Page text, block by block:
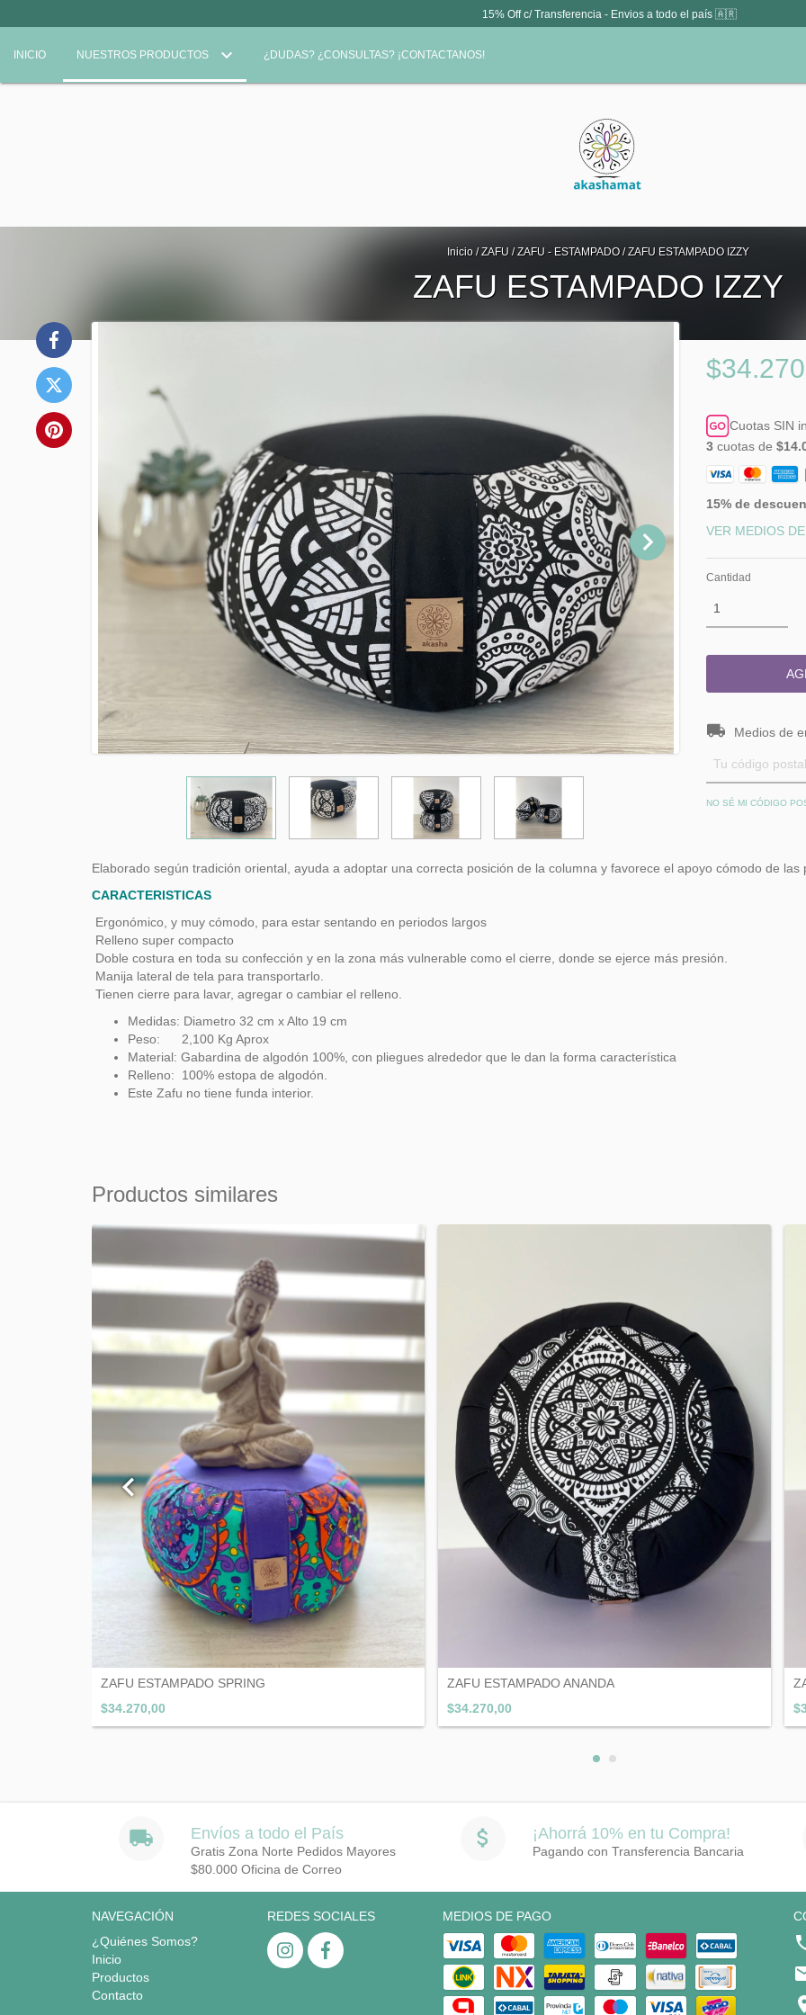
15% Off c/ Transferencia - Envios a todo el país 🇦🇷
INICIO NUESTROS PRODUCTOS ¿DUDAS? ¿CONSULTAS? ¡CONTACTANOS!
Inicio / ZAFU / ZAFU - ESTAMPADO/ ZAFU ESTAMPADO IZZY
ZAFU ESTAMPADO IZZY
Cuotas SIN
3cuotas de
15% de
VER MEDIOS
Cantidad
Entregas para el
Medios de
NO SÉ MI CÓDIGO
Elaborado según tradición oriental, ayuda a adoptar una correcta posición de la columna y favorece el apoyo cómodo de las
CARACTERISTICAS
Ergonómico, y muy cómodo, para estar sentando en periodos largos
Relleno super compacto
Doble costura en toda su confección y en la zona más vulnerable como el cierre, donde se ejerce más presión.
Manija lateral de tela para transportarlo.
Tienen cierre para lavar, agregar o cambiar el relleno.
Medidas: Diametro 32 cm x Alto 19 cm
Peso: 2,100 Kg Aprox
Material: Gabardina de algodón 100%, con pliegues alrededor que le dan la forma característica
Relleno: 100% estopa de algodón.
Este Zafu no tiene funda interior.
Productos similares
ZAFU ESTAMPADO SPRING
$34.270,00
ZAFU ESTAMPADO ANANDA
$34.270,00
Envíos a todo el País
Gratis Zona Norte Pedidos Mayores
$80.000 Oficina de Correo
¡Ahorrá 10% en tu Compra!
Pagando con Transferencia Bancaria
NAVEGACIÓN
¿Quiénes Somos?
Inicio
Productos
Contacto
REDES SOCIALES MEDIOS DE PAGO